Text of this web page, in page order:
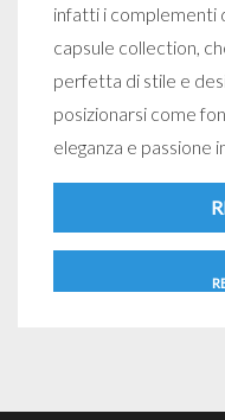
infatti i complementi
capsule collection,
perfetta di stile e
posizionarsi come
eleganza e passione